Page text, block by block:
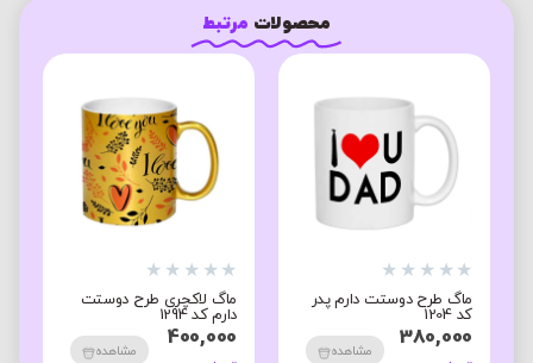
محصولات مرتبط
★
★
★
★
★
ماگ طرح دوستت دارم پدر
کد 1204
380,000
مشاهده
★
★
★
★
★
ماگ لاکچری طرح دوستت
دارم کد 1294
400,000
مشاهده